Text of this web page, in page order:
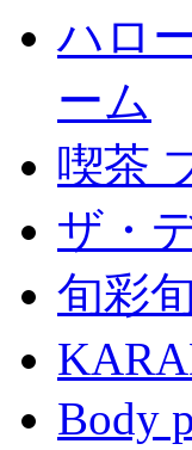
ハロ
ーム
喫茶
ザ・
旬彩
Body